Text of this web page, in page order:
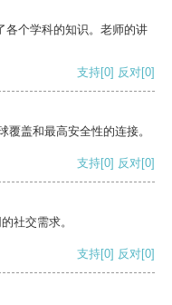
各个学科的知识。老师的讲
支持[0] 反对[0]
盖和最高安全性的连接。
支持[0] 反对[0]
社交需求。
支持[0] 反对[0]